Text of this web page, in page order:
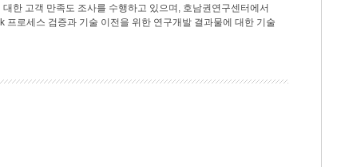
한 고객 만족도 조사를 수행하고 있으며, 호남권연구센터에서
로세스 검증과 기술 이전을 위한 연구개발 결과물에 대한 기술